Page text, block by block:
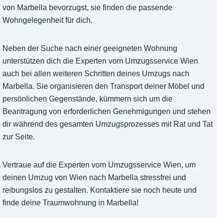
von Marbella bevorzugst, sie finden die passende
Wohngelegenheit für dich.
Neben der Suche nach einer geeigneten Wohnung
unterstützen dich die Experten vom Umzugsservice Wien
auch bei allen weiteren Schritten deines Umzugs nach
Marbella. Sie organisieren den Transport deiner Möbel und
persönlichen Gegenstände, kümmern sich um die
Beantragung von erforderlichen Genehmigungen und stehen
dir während des gesamten Umzugsprozesses mit Rat und Tat
zur Seite.
Vertraue auf die Experten vom Umzugsservice Wien, um
deinen Umzug von Wien nach Marbella stressfrei und
reibungslos zu gestalten. Kontaktiere sie noch heute und
finde deine Traumwohnung in Marbella!